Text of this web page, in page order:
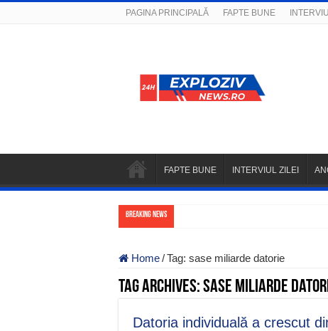
PAGINA PRINCIPALĂ FAPTE BUNE
FAPTE BUNE INTERVIUL ZILEI
Breaking News
Home/Tag: sase miliarde datorie
Tag Archives:sase miliarde
Datoria individuală a crescut